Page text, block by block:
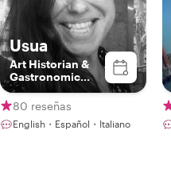
Usua
Art Historian &
Gastronomic
Curator
80 reseñas
English・Español・Italiano